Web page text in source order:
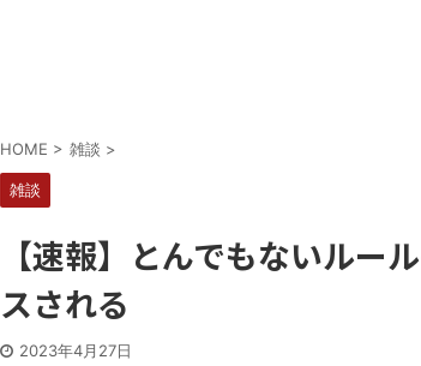
HOME > 雑談 >
雑談
【速報】とんでもないルー
スされる
2023年4月27日